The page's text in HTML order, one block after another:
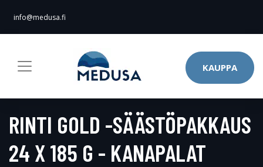
info@medusa.fi
KAUPPA
RINTI GOLD -SÄÄSTÖPAKKAUS
24 X 185 G - KANAPALAT